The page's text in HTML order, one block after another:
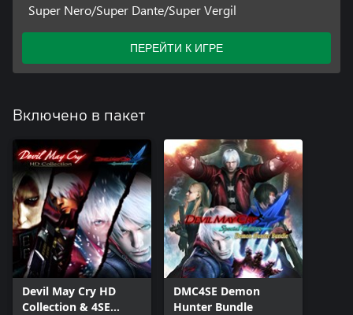
Super Nero/Super Dante/Super Vergil
ПЕРЕЙТИ К ИГРЕ
Включено в пакет
Devil May Cry HD
Collection & 4SE
DMC4SE Demon
Hunter Bundle